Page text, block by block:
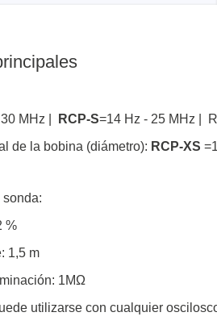
MHz | RCP-S=14 Hz - 25 MHz |
de la bobina (diámetro): RCP-XS
sonda:
%
1,5 m
1MΩ
utilizarse con cualquier